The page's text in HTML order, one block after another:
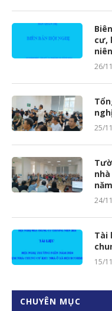
cư,
26/
25/
24/
Tài
15/
CHUYÊN MỤC